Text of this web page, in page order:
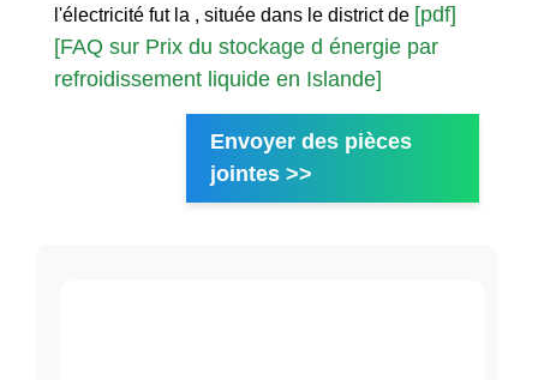
l'électricité fut la , située dans le district de [pdf]
[FAQ sur Prix du stockage d énergie par
refroidissement liquide en Islande]
Envoyer des pièces
jointes >>